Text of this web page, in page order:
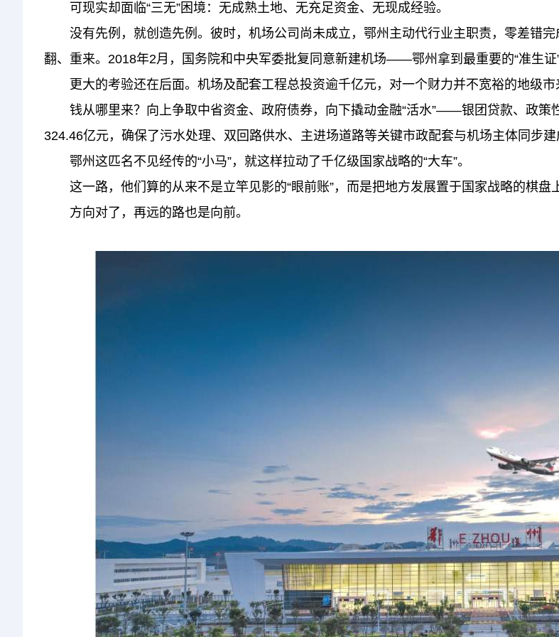
可现实却面临“三无”困境：无成熟土地、无充足资金、无现成经验。
没有先例，就创造先例。彼时，机场公司尚未成立，鄂州主动代行业主职责，零差错完
翻、重来。2018年2月，国务院和中央军委批复同意新建机场——鄂州拿到最重要的“准生证”
更大的考验还在后面。机场及配套工程总投资逾千亿元，对一个财力并不宽裕的地级市
钱从哪里来？向上争取中省资金、政府债券，向下撬动金融“活水”——银团贷款、政策
324.46亿元，确保了污水处理、双回路供水、主进场道路等关键市政配套与机场主体同步建
鄂州这匹名不见经传的“小马”，就这样拉动了千亿级国家战略的“大车”。
这一路，他们算的从来不是立竿见影的“眼前账”，而是把地方发展置于国家战略的棋盘上
方向对了，再远的路也是向前。